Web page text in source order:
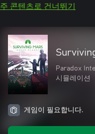
주 콘텐츠로 건너뛰기
Paradox
시뮬레이션
게임이 필요합니다.